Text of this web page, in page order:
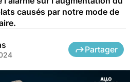
causés par notre mode de
Partager